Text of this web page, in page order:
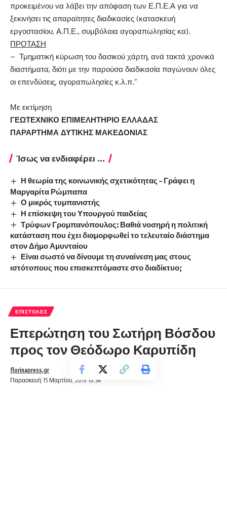
προκειμένου να λάβει την απόφαση των Ε.Π.Ε.Α για να
ξεκινήσει τις απαραίτητες διαδικασίες (κατασκευή
εργοστασίου, Α.Π.Ε., συμβόλαια αγοραπωλησίας κα).
ΠΡΟΤΑΣΗ
– Τμηματική κύρωση του δασικού χάρτη, ανά τακτά χρονικά
διαστήματα, διότι με την παρούσα διαδικασία παγώνουν όλες
οι επενδύσεις, αγοραπωλησίες κ.λ.π.”
Με εκτίμηση
ΓΕΩΤΕΧΝΙΚΟ ΕΠΙΜΕΛΗΤΗΡΙΟ ΕΛΛΑΔΑΣ
ΠΑΡΑΡΤΗΜΑ ΔΥΤΙΚΗΣ ΜΑΚΕΔΟΝΙΑΣ
Ίσως να ενδιαφέρει ...
Η θεωρία της κοινωνικής σχετικότητας – Γράφει η
Μαργαρίτα Ρώμπαπα
Ο μικρός τυμπανιστής
Η επίσκεψη του Υπουργού παιδείας
Τρύφων Γρομπανόπουλος: Βαθιά νοσηρή η πολιτική
κατάσταση που έχει διαμορφωθεί το τελευταίο διάστημα
στον Δήμο Αμυνταίου
Είναι σωστό να δίνουμε τη συναίνεση μας στους
ιστότοπους που επισκεπτόμαστε στο διαδίκτυο;
ΕΠΙΣΤΟΛΈΣ
Επερώτηση του Σωτήρη Βόσδου
προς τον Θεόδωρο Καρυπίδη
Παρασκευή 15 Μαρτίου, 2019 10:34
florinapress.gr